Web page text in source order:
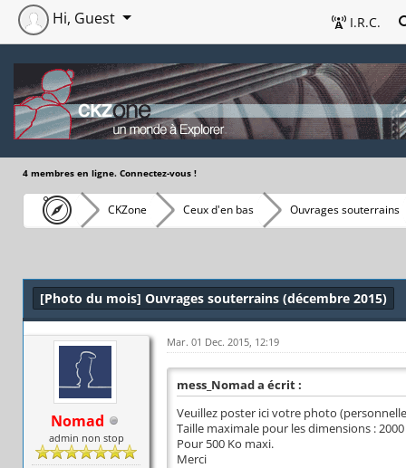
I.R.C.
Hi, Guest
4 membres en ligne. Connectez-vous !
CKZone Ceux d'en bas Ouvrages souterrains
[Photo du mois] Ouvrages souterrains (décembre 2015)
Nomad
admin non stop
Mar. 01 Dec. 2015, 12:19
mess_Nomad a écrit :
Veuillez poster ici votre photo
Taille maximale pour les dimensions :
Pour 500 Ko maxi.
Merci